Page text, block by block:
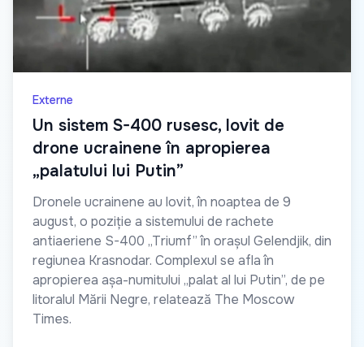
Externe
Un sistem S-400 rusesc, lovit de
drone ucrainene în apropierea
„palatului lui Putin”
Dronele ucrainene au lovit, în noaptea de 9
august, o poziție a sistemului de rachete
antiaeriene S-400 „Triumf” în orașul Gelendjik, din
regiunea Krasnodar. Complexul se afla în
apropierea așa-numitului „palat al lui Putin”, de pe
litoralul Mării Negre, relatează The Moscow
Times.